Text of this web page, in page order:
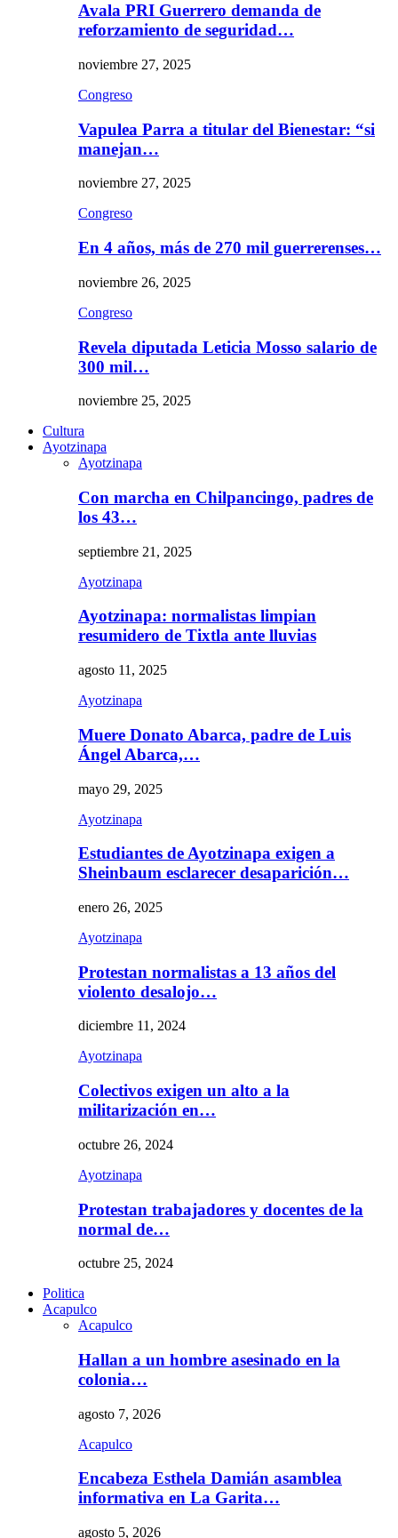
Avala PRI Guerrero demanda de
reforzamiento de seguridad…
noviembre 27, 2025
Congreso
Vapulea Parra a titular del Bienestar: “si
manejan…
noviembre 27, 2025
Congreso
En 4 años, más de 270 mil guerrerenses…
noviembre 26, 2025
Congreso
Revela diputada Leticia Mosso salario de
300 mil…
noviembre 25, 2025
Cultura
Ayotzinapa
Ayotzinapa
Con marcha en Chilpancingo, padres de
los 43…
septiembre 21, 2025
Ayotzinapa
Ayotzinapa: normalistas limpian
resumidero de Tixtla ante lluvias
agosto 11, 2025
Ayotzinapa
Muere Donato Abarca, padre de Luis
Ángel Abarca,…
mayo 29, 2025
Ayotzinapa
Estudiantes de Ayotzinapa exigen a
Sheinbaum esclarecer desaparición…
enero 26, 2025
Ayotzinapa
Protestan normalistas a 13 años del
violento desalojo…
diciembre 11, 2024
Ayotzinapa
Colectivos exigen un alto a la
militarización en…
octubre 26, 2024
Ayotzinapa
Protestan trabajadores y docentes de la
normal de…
octubre 25, 2024
Politica
Acapulco
Acapulco
Hallan a un hombre asesinado en la
colonia…
agosto 7, 2026
Acapulco
Encabeza Esthela Damián asamblea
informativa en La Garita…
agosto 5, 2026